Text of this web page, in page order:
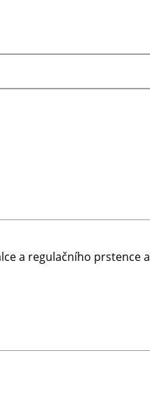
a regulačního prstence a